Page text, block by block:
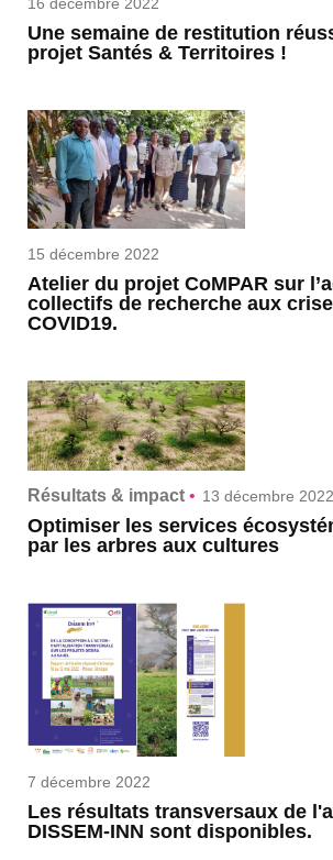
Une semaine de restitution
projet Santés & Territoires !
15 décembre 2022
Atelier du projet CoMPAR sur
collectifs de recherche aux
COVID19.
Résultats & impact • 13 décembre 2022
Optimiser les services
par les arbres aux cultures
7 décembre 2022
Les résultats transversaux de
DISSEM-INN sont disponibles.